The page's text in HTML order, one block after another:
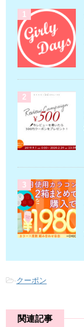
1
2
3
-クーポン
関連記事